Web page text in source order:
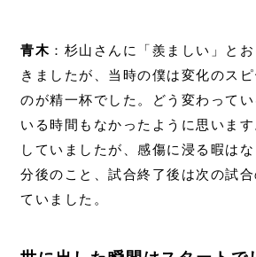
青木 ：杉山さんに「羨ましい」と
きましたが、当時の僕は変化のス
のが精一杯でした。どう変わって
いる時間もなかったように思いま
していましたが、感傷に浸る暇は
分後のこと、試合終了後は次の試合
ていました。